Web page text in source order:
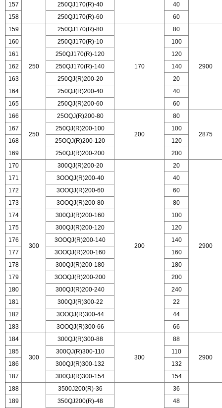
157
250QJ170(R)-40
40
158
250QJ170(R)-60
60
159
250
250QJ170(R)-80
170
80
2900
160 250QJ170(R)-10
100
161
250QJ170(R)-120
120
162
250QJ170(R)-140
140
163
250QJ(R)200-20
20
164
250QJ(R)200-40
40
165
250QJ(R)200-60
60
166
250
25OQJ(R)200-80
200
80
2875
167 250QJ(R)200-100
100
168
25OQJ(R)200-120
120
169
250QJ(R)200-200
200
170
300
300QJ(R)200-20
200
20
2900
171 3OOQJ(R)200-40
40
172
3OOQJ(R)200-60
60
173
3OOQJ(R)200-80
80
174
300QJ(R)200-160
100
175
300QJ(R)200-120
120
176
3OOQJ(R)200-140
140
177
3OOQJ(R)200-160
160
178
300QJ(R)200-180
180
179
3OOQJ(R)200-200
200
180
300QJ(R)200-240
240
181
300QJ(R)300-22
22
182
3OOQJ(R)300-44
44
183
3OOQJ(R)300-66
66
184
300
300QJ(R)300-88
300
88
2900
185 300QJ(R)300-110
110
186
300QJ(R)300-132
132
187
300QJ(R)300-154
154
188
3500J200(R)-36
36
189
350QJ200(R)-48 48